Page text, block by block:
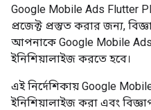
Google Mobile Ads Flutter
প্রজেক্ট প্রস্তুত করার জন্য,
আপনাকে Google Mobile
ইনিশিয়ালাইজ করতে হবে।
এই নির্দেশিকায় Google
ইনিশিয়ালাইজ করা এবং